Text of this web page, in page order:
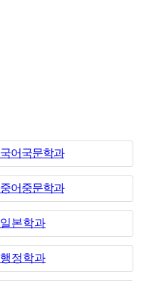
국어국문학과
중어중문학과
일본학과
행정학과